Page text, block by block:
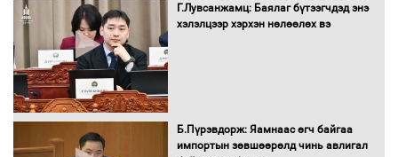
Г.Лувсанжамц: Баялаг бүтээгчдэд энэ
хэлэлцээр хэрхэн нөлөөлөх вэ
Б.Пүрэвдорж: Яамнаас өгч байгаа
импортын зөвшөөрөлд чинь авлигал